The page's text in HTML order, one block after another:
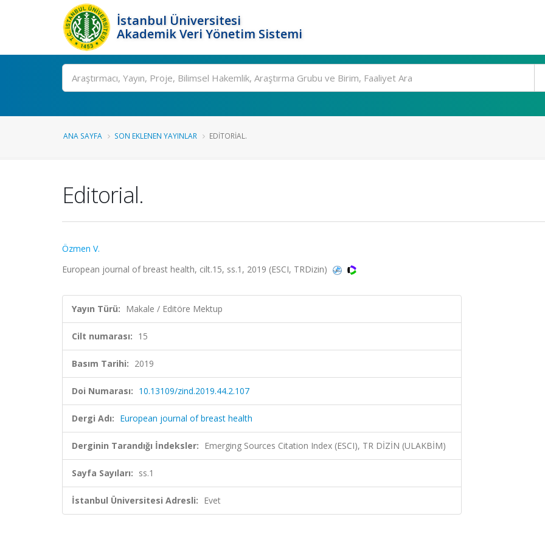
İstanbul Üniversitesi
Akademik Veri Yönetim Sistemi
Ara
ANA SAYFA SON EKLENEN YAYINLAR EDITORIAL.
Editorial.
Özmen V.
European journal of breast health, cilt.15, ss.1, 2019 (ESCI, TRDizin)
Yayın Türü: Makale / Editöre Mektup
Cilt numarası: 15
Basım Tarihi: 2019
Doi Numarası: 10.13109/zind.2019.44.2.107
Dergi Adı: European journal of breast health
Derginin Tarandığı İndeksler: Emerging Sources Citation Index (ESCI), TR DİZİN (ULAKBİM)
Sayfa Sayıları: ss.1
İstanbul Üniversitesi Adresli: Evet